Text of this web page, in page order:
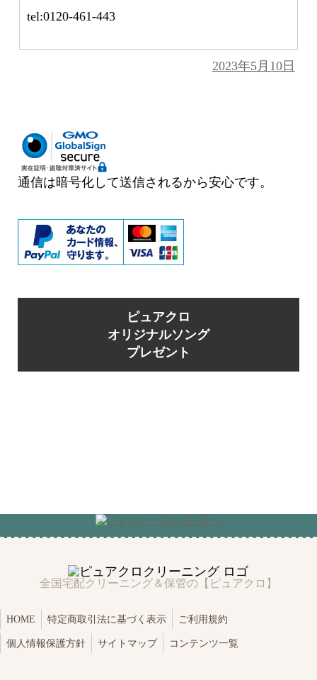
tel:0120-461-443
投
2023年5月10日
通信は暗号化して送信されるから安心です。
ピュアクロ
オリジナルソング
プレゼント
全国宅配クリーニング＆保管の【ピュアクロ】
HOME 特定商取引法に基づく表示 ご利用規約
個人情報保護方針 サイトマップ コンテンツ一覧